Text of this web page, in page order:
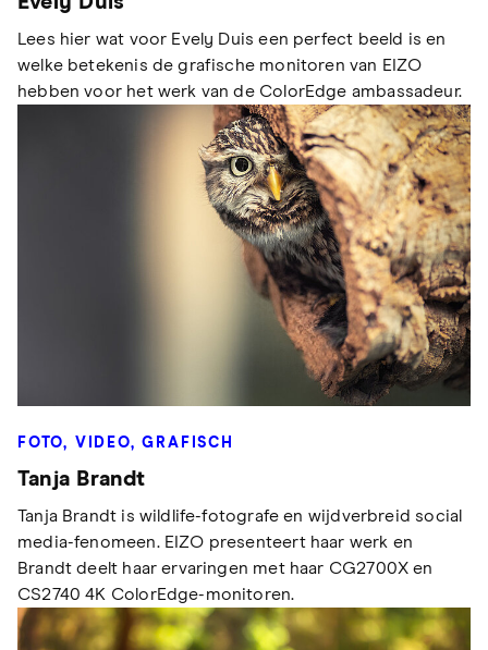
Lees hier wat voor Evely Duis een perfect beeld is en
welke betekenis de grafische monitoren van EIZO
hebben voor het werk van de ColorEdge ambassadeur.
FOTO, VIDEO, GRAFISCH
Tanja Brandt
Tanja Brandt is wildlife-fotografe en wijdverbreid social
media-fenomeen. EIZO presenteert haar werk en
Brandt deelt haar ervaringen met haar CG2700X en
CS2740 4K ColorEdge-monitoren.